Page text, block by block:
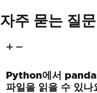
자주 묻는 질문
Python에서
파일을 읽을 수 있나